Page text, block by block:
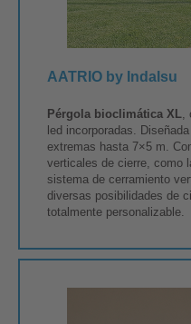
AATRIO by Indalsu
Pérgola bioclimática XL
led incorporadas.
extremas hasta 7×5 m.
verticales de cierre, como
sistema de cerramiento
diversas posibilidades de
totalmente personalizable.